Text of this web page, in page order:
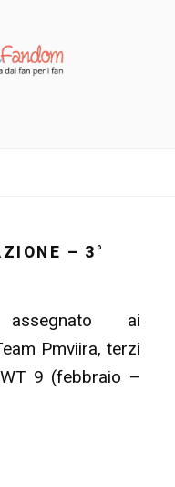
– 3°
assegnato ai
Pmviira, terzi
9 (febbraio –